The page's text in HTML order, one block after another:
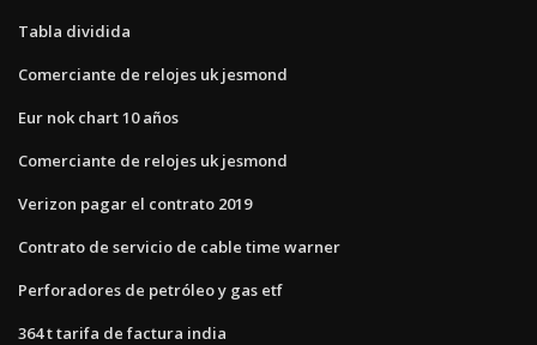
Tabla dividida
Comerciante de relojes uk jesmond
Eur nok chart 10 años
Comerciante de relojes uk jesmond
Verizon pagar el contrato 2019
Contrato de servicio de cable time warner
Perforadores de petróleo y gas etf
364 t tarifa de factura india